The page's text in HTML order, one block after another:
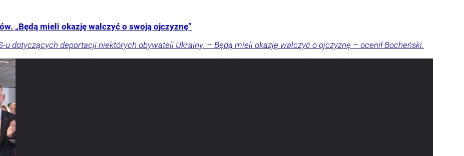
„Będą mieli okazję walczyć o swoją ojczyznę”
u dotyczących deportacji niektórych obywateli Ukrainy. – Będą mieli okazję walczyć o ojczyznę – ocenił Bocheński.